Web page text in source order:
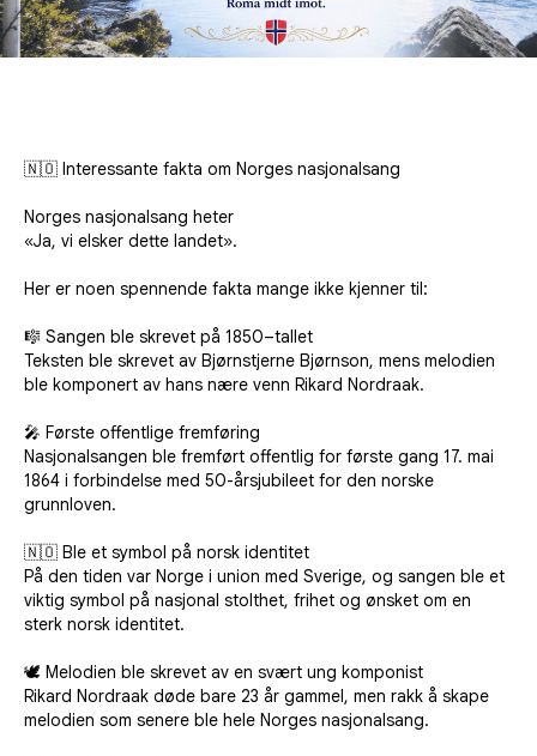
🇳🇴 Interessante fakta om Norges nasjonalsang
Norges nasjonalsang heter
«Ja, vi elsker dette landet».
Her er noen spennende fakta mange ikke kjenner til:
🎼 Sangen ble skrevet på 1850–tallet
Teksten ble skrevet av Bjørnstjerne Bjørnson, mens melodien
ble komponert av hans nære venn Rikard Nordraak.
🎤 Første offentlige fremføring
Nasjonalsangen ble fremført offentlig for første gang 17. mai
1864 i forbindelse med 50-årsjubileet for den norske
grunnloven.
🇳🇴 Ble et symbol på norsk identitet
På den tiden var Norge i union med Sverige, og sangen ble et
viktig symbol på nasjonal stolthet, frihet og ønsket om en
sterk norsk identitet.
🕊️ Melodien ble skrevet av en svært ung komponist
Rikard Nordraak døde bare 23 år gammel, men rakk å skape
melodien som senere ble hele Norges nasjonalsang.